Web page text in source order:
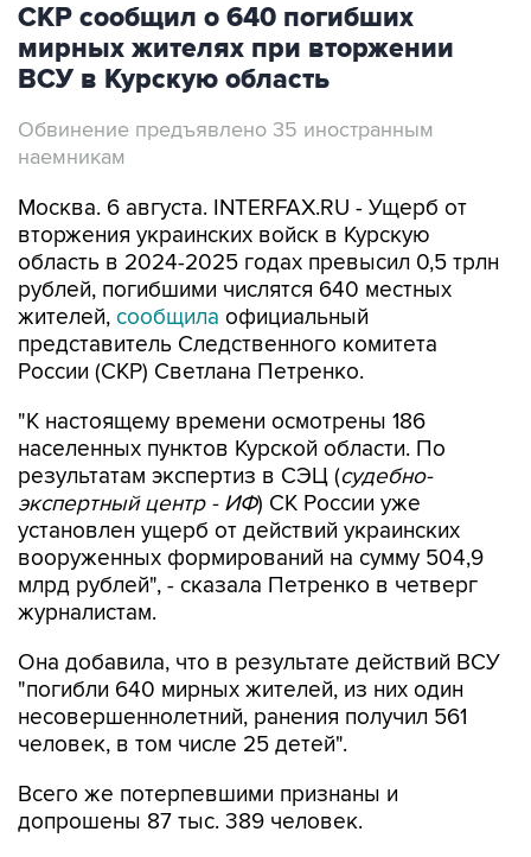
СКР сообщил о 640 погибших
мирных жителях при вторжении
ВСУ в Курскую область
Обвинение предъявлено 35 иностранным
наемникам
Москва. 6 августа. INTERFAX.RU - Ущерб от
вторжения украинских войск в Курскую
область в 2024-2025 годах превысил 0,5 трлн
рублей, погибшими числятся 640 местных
жителей, сообщила официальный
представитель Следственного комитета
России (СКР) Светлана Петренко.
"К настоящему времени осмотрены 186
населенных пунктов Курской области. По
результатам экспертиз в СЭЦ (судебно-
экспертный центр - ИФ) СК России уже
установлен ущерб от действий украинских
вооруженных формирований на сумму 504,9
млрд рублей", - сказала Петренко в четверг
журналистам.
Она добавила, что в результате действий ВСУ
"погибли 640 мирных жителей, из них один
несовершеннолетний, ранения получил 561
человек, в том числе 25 детей".
Всего же потерпевшими признаны и
допрошены 87 тыс. 389 человек.